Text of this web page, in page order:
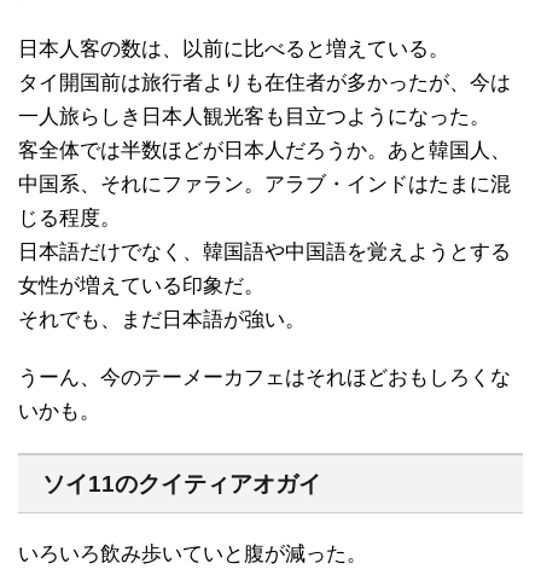
日本人客の数は、以前に比べると増えている。
タイ開国前は旅行者よりも在住者が多かったが、今は
一人旅らしき日本人観光客も目立つようになった。
客全体では半数ほどが日本人だろうか。あと韓国人、
中国系、それにファラン。アラブ・インドはたまに混
じる程度。
日本語だけでなく、韓国語や中国語を覚えようとする
女性が増えている印象だ。
それでも、まだ日本語が強い。
うーん、今のテーメーカフェはそれほどおもしろくな
いかも。
ソイ11のクイティアオガイ
いろいろ飲み歩いていと腹が減った。